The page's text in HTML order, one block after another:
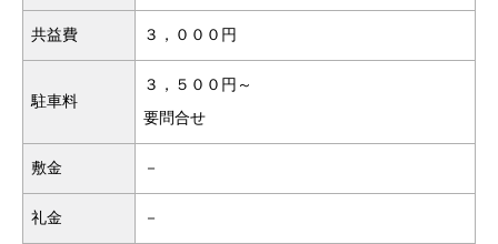
共益費 ３，０００円
駐車料
３，５００円～
要問合せ
敷金 －
礼金 －